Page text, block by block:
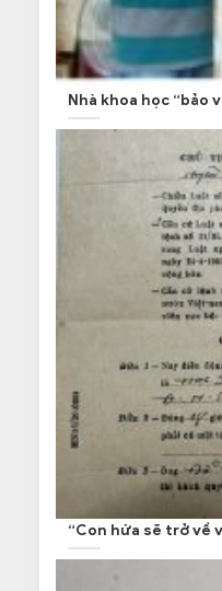
Nhà khoa học “bảo
“Con hứa sẽ trở về